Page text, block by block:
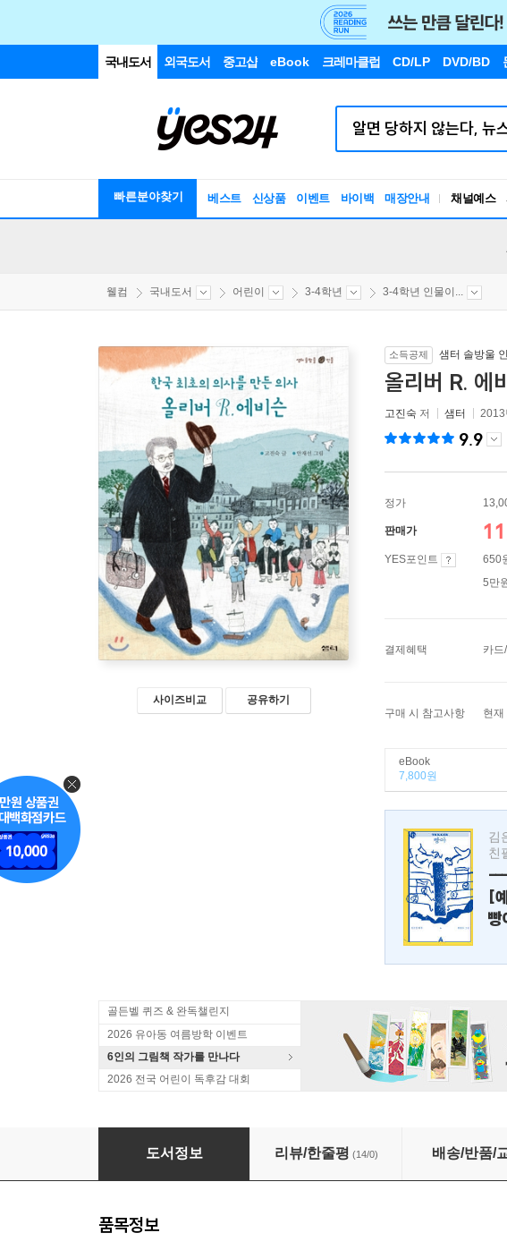
국내도서 외국도서 중고샵 eBook 크레마클럽 CD/LP DVD/BD
빠른분야찾기 베스트 신상품 이벤트 바이백 매장안내 채널예스
웰컴 국내도서 어린이 3-4학년 3-4학년 인물이...
사이즈비교 공유하기
소득공제 샘터 솔방울
올리버 R. 에
고진숙 저 샘터 2013
9.9
정가
판매가
YES포인트
650
5만
결제혜택 카드
구매 시 참고사항 현
eBook
7,800원
김
친
[
골든벨 퀴즈 & 완독챌린지
2026 유아동 여름방학 이벤트
6인의 그림책 작가를 만나다
2026 전국 어린이 독후감 대회
올리버 R. 에비슨
도서정보 리뷰/한줄평 (14/0) 배송/반품/
품목정보